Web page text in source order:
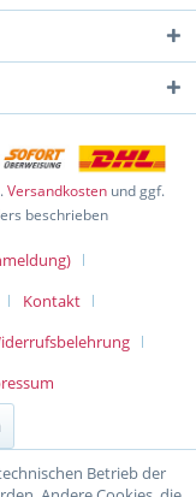
Versandkosten und ggf.
beschrieben
Kontakt
Betrieb der